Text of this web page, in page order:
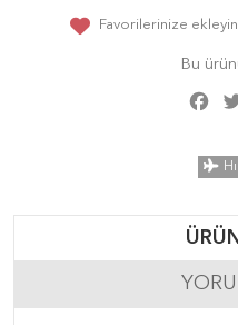
Favorilerinize ekleyin
Bu